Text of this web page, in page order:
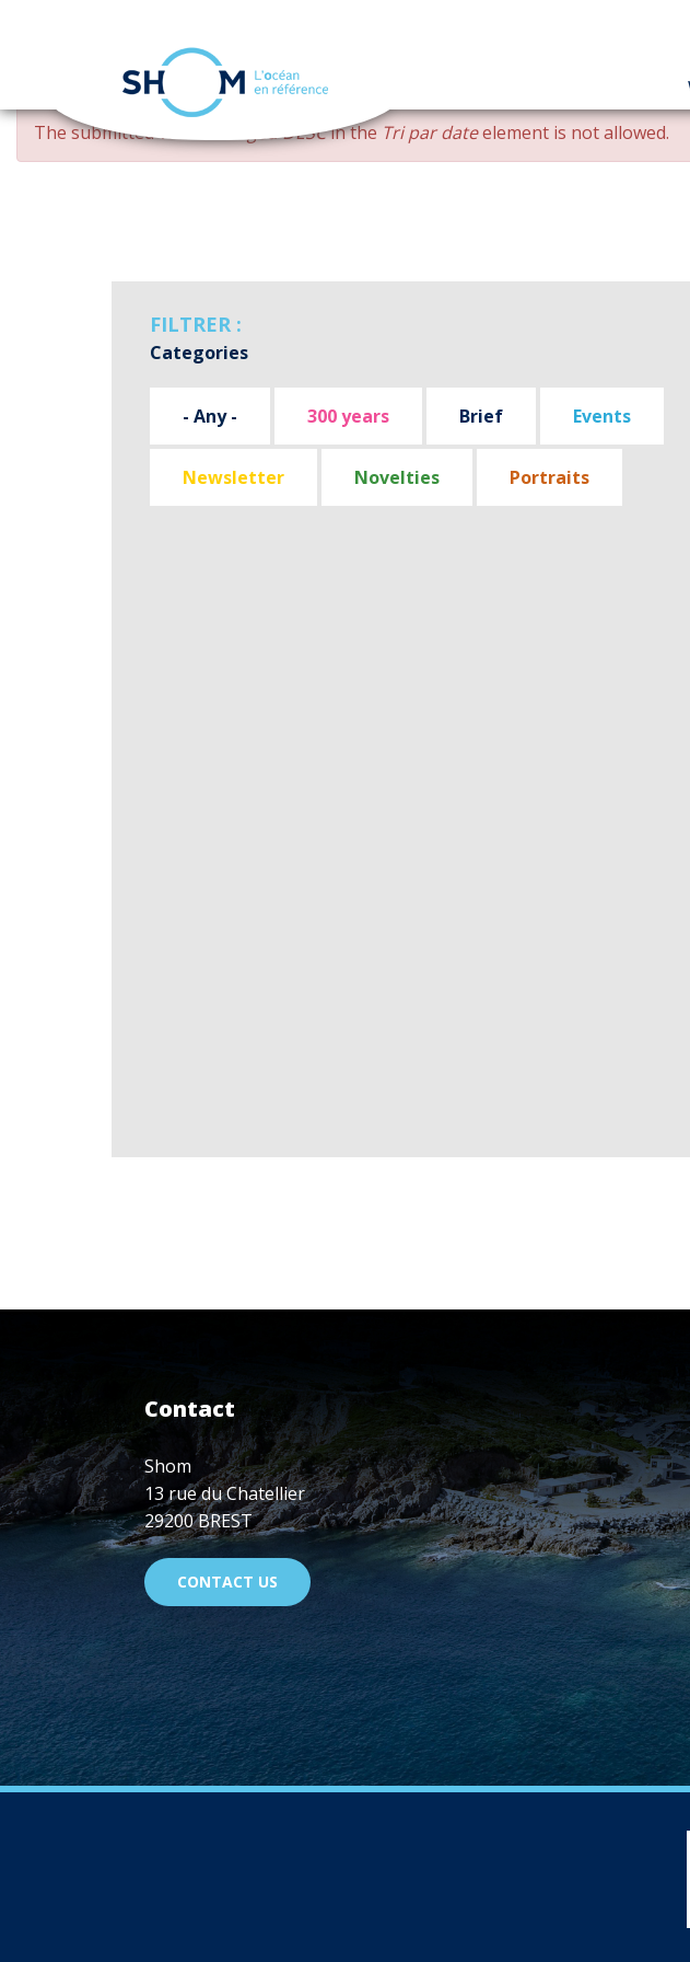
Skip
main
ERROR
MESSAGE
The submitted value changed DESCin theTri par dateelement is not allowed.
FILTRER :
Categories
- Any - 300 years Brief Events
Newsletter Novelties Portraits
Contact
Shom
13 rue du Chatellier
29200 BREST
CONTACT US